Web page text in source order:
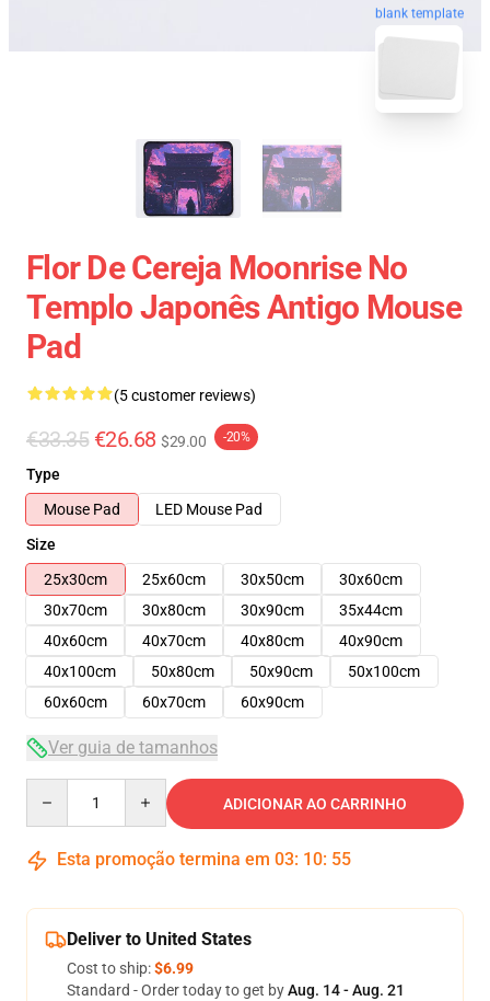
blank template
Flor De Cereja Moonrise No
Templo Japonês Antigo Mouse
Pad
(5 customer reviews)
€33.35 €26.68 $29.00 -20%
Type
Mouse Pad
LED Mouse Pad
Size
25x30cm
25x60cm 30x50cm
30x60cm
30x70cm
30x80cm 30x90cm
35x44cm
40x60cm
40x70cm 40x80cm
40x90cm
40x100cm
50x80cm 50x90cm
50x100cm
60x60cm
60x70cm 60x90cm
Ver guia de tamanhos
ADICIONAR AO CARRINHO
Esta promoção termina em 03: 10: 54
Deliver to United States
Cost to ship:$6.99
Standard - Order today to get byAug. 14 - Aug. 21